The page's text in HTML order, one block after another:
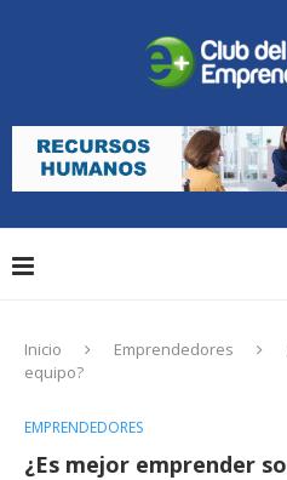
Inicio Emprendedores
equipo?
EMPRENDEDORES
¿Es mejor emprender